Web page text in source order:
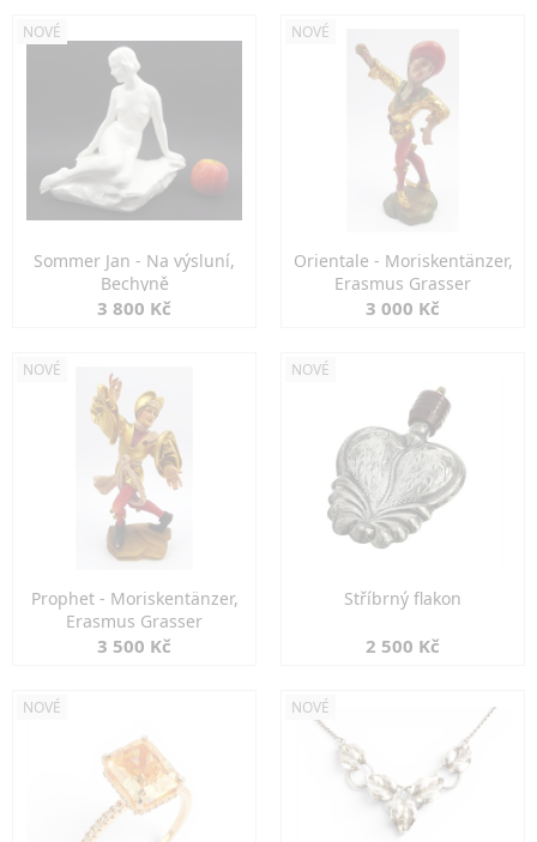
NOVÉ
Sommer Jan - Na výsluní,
Bechyně
3 800 Kč
NOVÉ
Orientale - Moriskentänzer,
Erasmus Grasser
3 000 Kč
NOVÉ
Prophet - Moriskentänzer,
Erasmus Grasser
3 500 Kč
NOVÉ
Stříbrný flakon
2 500 Kč
NOVÉ NOVÉ